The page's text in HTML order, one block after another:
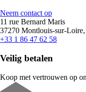
Neem contact op
11 rue Bernard Maris
37270 Montlouis-sur-
+33 1 86 47 62 58
Veilig betalen
Koop met vertrouwen op